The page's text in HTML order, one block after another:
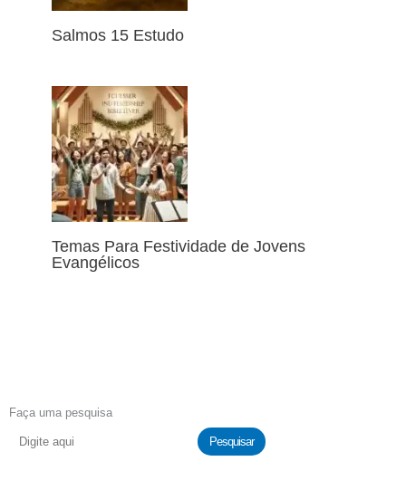
Salmos 15 Estudo
Temas Para Festividade de Jovens
Evangélicos
Faça uma pesquisa
Pesquisar